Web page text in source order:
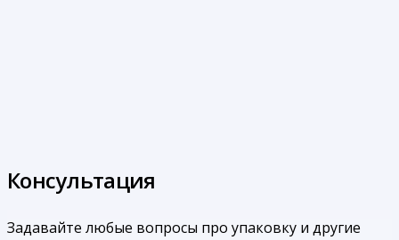
Консультация
Задавайте любые вопросы про упаковку и другие